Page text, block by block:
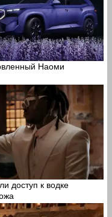
Наоми
доступ к водке